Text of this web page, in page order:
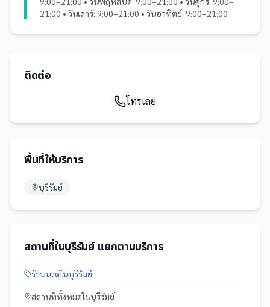
21:00 • วันเสาร์: 9:00–21:00 • วันอาทิตย์: 9:00–21:00
ติดต่อ
โทรเลย
พื้นที่ให้บริการ
บุรีรัมย์
สถานที่ในบุรีรัมย์แยกตามบริการ
ร้านนวดในบุรีรัมย์
สถานที่ทั้งหมดในบุรีรัมย์